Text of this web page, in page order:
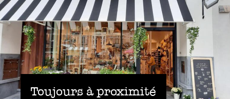
Toujours à proximité